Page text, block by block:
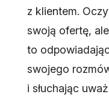
z klientem.
swoją ofertę,
to
swojego
i słuchając